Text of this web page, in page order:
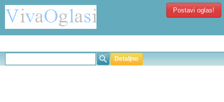
Postavi oglas!
Detaljno